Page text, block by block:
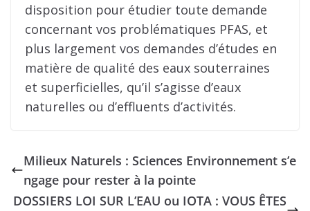
disposition pour étudier toute demande
concernant vos problématiques PFAS, et
plus largement vos demandes d’études en
matière de qualité des eaux souterraines
et superficielles, qu’il s’agisse d’eaux
naturelles ou d’effluents d’activités.
Milieux Naturels : Sciences Environnement s’e
ngage pour rester à la pointe
DOSSIERS LOI SUR L’EAU ou IOTA : VOUS ÊTES